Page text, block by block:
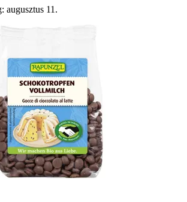
augusztus 11.